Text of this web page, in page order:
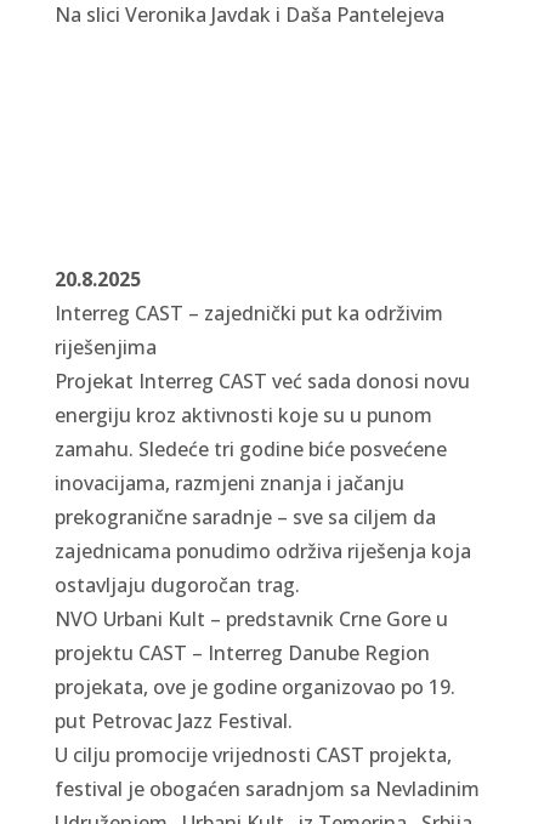
Na slici Veronika Javdak i Daša Pantelejeva
20.8.2025
Interreg CAST – zajednički put ka održivim
riješenjima
Projekat Interreg CAST već sada donosi novu
energiju kroz aktivnosti koje su u punom
zamahu. Sledeće tri godine biće posvećene
inovacijama, razmjeni znanja i jačanju
prekogranične saradnje – sve sa ciljem da
zajednicama ponudimo održiva riješenja koja
ostavljaju dugoročan trag.
NVO Urbani Kult – predstavnik Crne Gore u
projektu CAST – Interreg Danube Region
projekata, ove je godine organizovao po 19.
put Petrovac Jazz Festival.
U cilju promocije vrijednosti CAST projekta,
festival je obogaćen saradnjom sa Nevladinim